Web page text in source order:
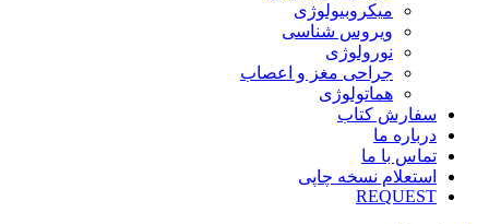
میکروبیولوژی
ویروس شناسی
نورولوژی
جراحی مغز و اعصاب
هماتولوژی
سفارش کتاب
درباره ما
تماس با ما
استعلام نسخه چاپی
REQUEST